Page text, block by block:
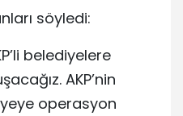
söyledi:
belediyelere
AKP’nin
operasyon